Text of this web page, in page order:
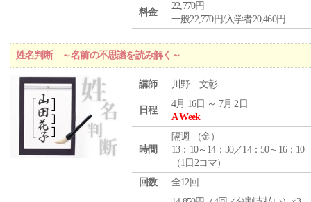
料金
22,770円
一般22,770円/入学者20,460円
姓名判断 ～名前の不思議を読み解く～
講師 川野 文彰
日程
4月 16日 ～ 7月 2日
A Week
時間
隔週 （金）
13：10～14：30／14：50～16：10
（1日2コマ）
回数
全12回